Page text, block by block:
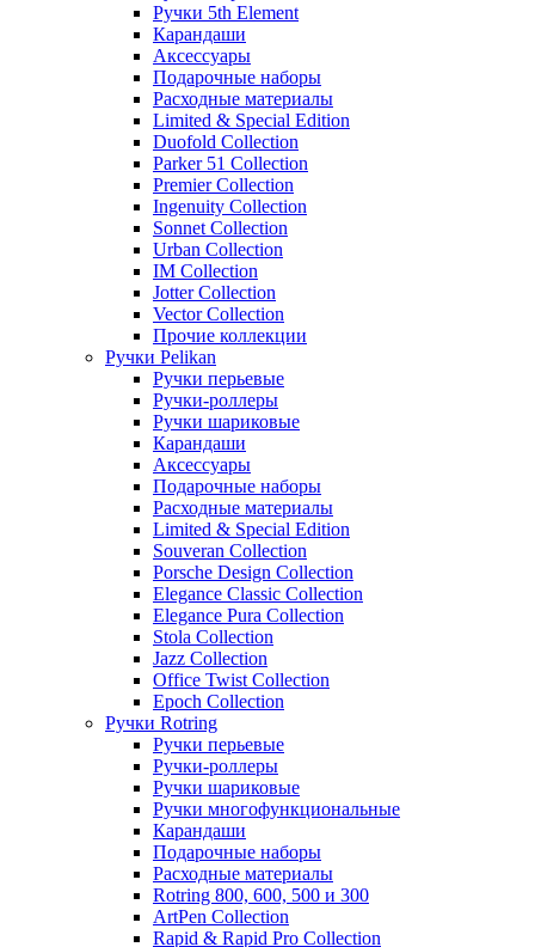
Ручки 5th Element
Карандаши
Аксессуары
Подарочные наборы
Расходные материалы
Limited & Special Edition
Duofold Collection
Parker 51 Collection
Premier Collection
Ingenuity Collection
Sonnet Collection
Urban Collection
IM Collection
Jotter Collection
Vector Collection
Прочие коллекции
Ручки Pelikan
Ручки перьевые
Ручки-роллеры
Ручки шариковые
Карандаши
Аксессуары
Подарочные наборы
Расходные материалы
Limited & Special Edition
Souveran Collection
Porsche Design Collection
Elegance Classic Collection
Elegance Pura Collection
Stola Collection
Jazz Collection
Office Twist Collection
Epoch Collection
Ручки Rotring
Ручки перьевые
Ручки-роллеры
Ручки шариковые
Ручки многофункциональные
Карандаши
Подарочные наборы
Расходные материалы
Rotring 800, 600, 500 и 300
ArtPen Collection
Rapid & Rapid Pro Collection